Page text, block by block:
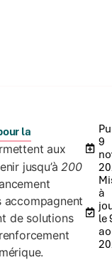
la
aux
jusqu’à200
accompagnent
de solutions
9
à
le